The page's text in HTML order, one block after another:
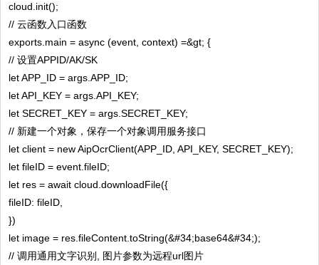
cloud.init();
// 云函数入口函数
exports.main = async (event, context) =&gt; {
// 设置APPID/AK/SK
let APP_ID = args.APP_ID;
let API_KEY = args.API_KEY;
let SECRET_KEY = args.SECRET_KEY;
// 新建一个对象，保存一个对象调用服务接口
let client = new AipOcrClient(APP_ID, API_KEY, SECRET_KEY);
let fileID = event.fileID;
let res = await cloud.downloadFile({
fileID: fileID,
})
let image = res.fileContent.toString(&#34;base64&#34;);
// 调用通用文字识别, 图片参数为远程url图片